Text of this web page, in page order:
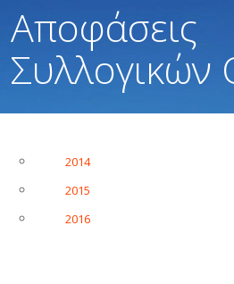
Αποφάσεις
2014
2015
2016